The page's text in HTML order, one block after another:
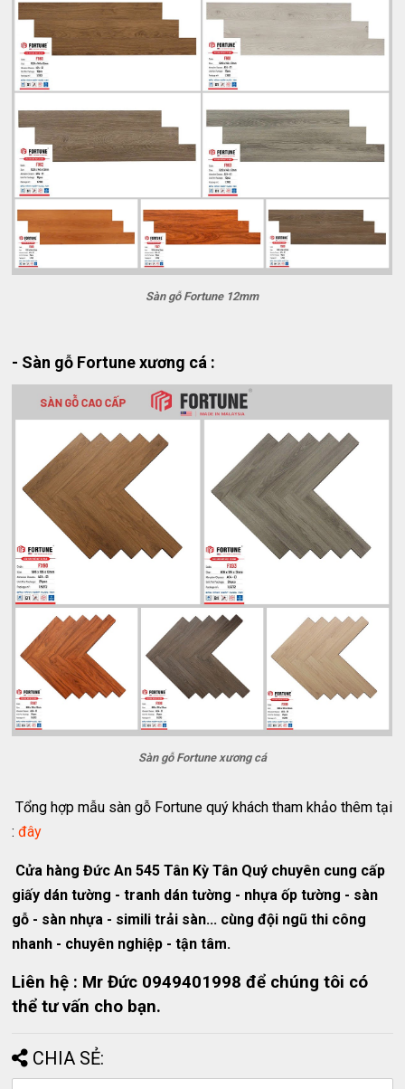
Sàn gỗ Fortune 12mm
- Sàn gỗ Fortune xương cá :
Sàn gỗ Fortune xương cá
Tổng hợp mẫu sàn gỗ Fortune quý khách tham khảo thêm tại
: đây
Cửa hàng Đức An 545 Tân Kỳ Tân Quý chuyên cung cấp
giấy dán tường - tranh dán tường - nhựa ốp tường - sàn
gỗ - sàn nhựa - simili trải sàn... cùng đội ngũ thi công
nhanh - chuyên nghiệp - tận tâm.
Liên hệ : Mr Đức 0949401998 để chúng tôi có
thể tư vấn cho bạn.
CHIA SẺ: